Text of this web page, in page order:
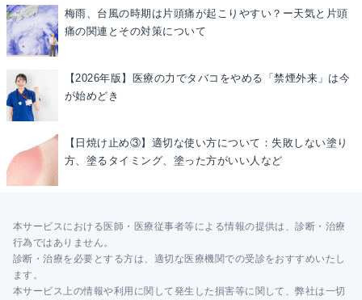
梅雨、台風の時期は片頭痛が起こりやすい？ー天気と片頭
痛の関連とその対策について
【2026年版】医療の力でタバコをやめる「禁煙外来」は今
が始めどき
【日焼け止め③】適切な使い方について：失敗しない塗り
方、塗るタイミング、塗った方がいい人など
本サービスにおける医師・医療従事者等による情報の提供は、診断・治療
行為ではありません。
診断・治療を必要とする方は、適切な医療機関での受診をおすすめいたし
ます。
本サービス上の情報や利用に関して発生した損害等に関して、弊社は一切